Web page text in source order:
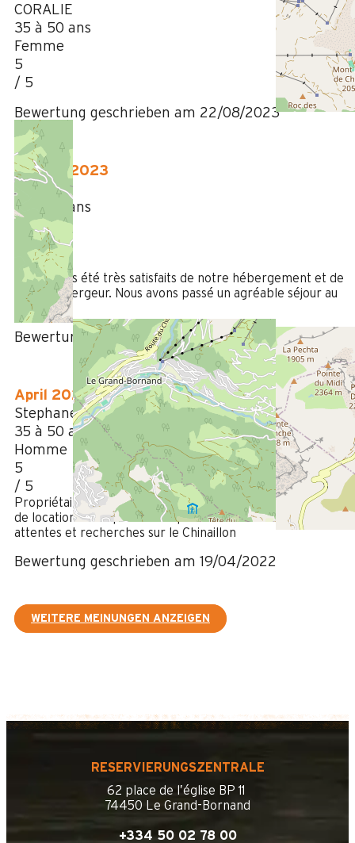
CORALIE
35 à 50 ans
Femme
5
/ 5
Bewertung geschrieben am 22/08/2023
August 2023
EMILIE
35 à 50 ans
Femme
/ 5
Nous avons été très satisfaits de notre hébergement et de
notre hébergeur. Nous avons passé un agréable séjour au
Chinaillon.
Bewertung geschrieben am 21/08/2023
April 2022
Stephane
35 à 50 ans
Homme
5
/ 5
Propriétaires disponibles et accueillants. Très bonne qualité
de location et emplacement parfaitement conforme à nos
attentes et recherches sur le Chinaillon
Bewertung geschrieben am 19/04/2022
WEITERE MEINUNGEN ANZEIGEN
RESERVIERUNGSZENTRALE
62 place de l’église BP 11
74450 Le Grand-Bornand
+334 50 02 78 00